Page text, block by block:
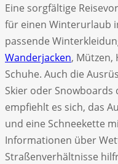
Eine sorgfältige
für einen Winterurlaub
passende
Wanderjacken, Mützen,
Schuhe. Auch die
Skier oder
empfiehlt es sich, das
und eine Schneekette
Informationen über
Straßenverhältnisse